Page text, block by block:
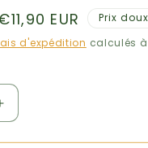
EUR
Prix doux
d'expédition calculés
Augmenter